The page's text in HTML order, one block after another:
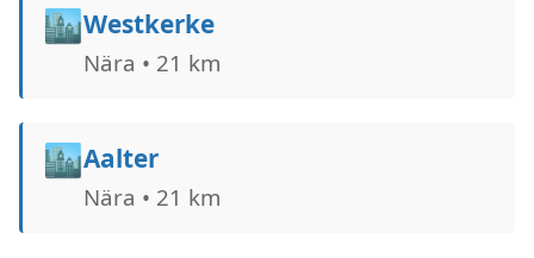
🏙️Westkerke
Nära • 21 km
🏙️Aalter
Nära • 21 km